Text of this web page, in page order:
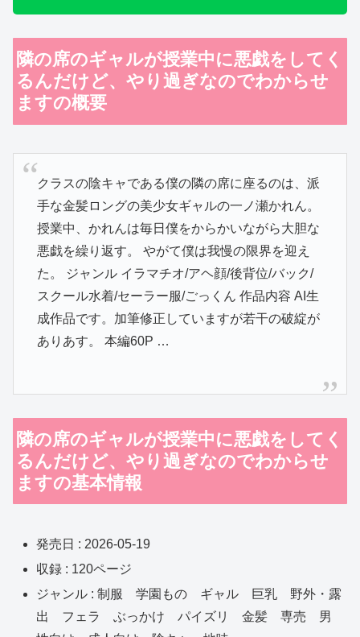
隣の席のギャルが授業中に悪戯をしてく
るんだけど、やり過ぎなのでわからせ
ますの概要
クラスの陰キャである僕の隣の席に座るのは、派
手な金髪ロングの美少女ギャルの一ノ瀬かれん。
授業中、かれんは毎日僕をからかいながら大胆な
悪戯を繰り返す。 やがて僕は我慢の限界を迎え
た。 ジャンル イラマチオ/アヘ顔/後背位/バック/
スクール水着/セーラー服/ごっくん 作品内容 AI生
成作品です。加筆修正していますが若干の破綻が
ありあす。 本編60P …
隣の席のギャルが授業中に悪戯をしてく
るんだけど、やり過ぎなのでわからせ
ますの基本情報
発売日 : 2026-05-19
収録 : 120ページ
ジャンル : 制服 学園もの ギャル 巨乳 野外・露
出 フェラ ぶっかけ パイズリ 金髪 専売 男